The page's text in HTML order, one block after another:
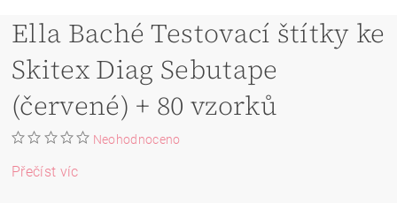
Ella Baché Testovací štítky ke
Skitex Diag Sebutape
(červené) + 80 vzorků
Neohodnoceno
Přečíst víc